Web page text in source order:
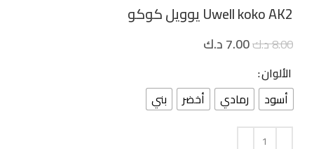
Uwell koko AK2 يوويل كوكو
8.00د.ك7.00د.ك
الألوان
أسود رمادي أخضر بني